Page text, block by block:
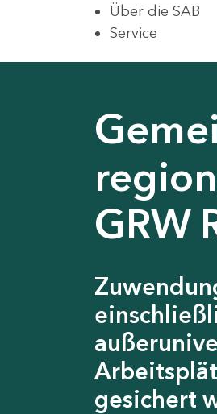
Über die SAB
Service
GRW
gesichert